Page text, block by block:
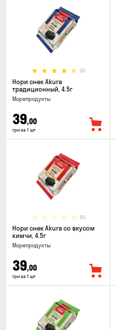
(3)
Нори снек Akura
традиционный, 4.5г
Морепродукты
39,00
грн за 1 шт
(0)
Нори снек Akura со вкусом
кимчи, 4.5г
Морепродукты
39,00
грн за 1 шт